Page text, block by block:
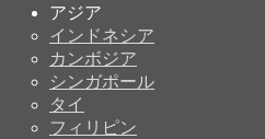
アジア
インドネシア
カンボジア
シンガポール
タイ
フィリピン